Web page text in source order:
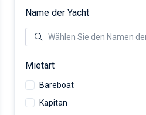
Name der Yacht
Mietart
Bareboat
Kapitan